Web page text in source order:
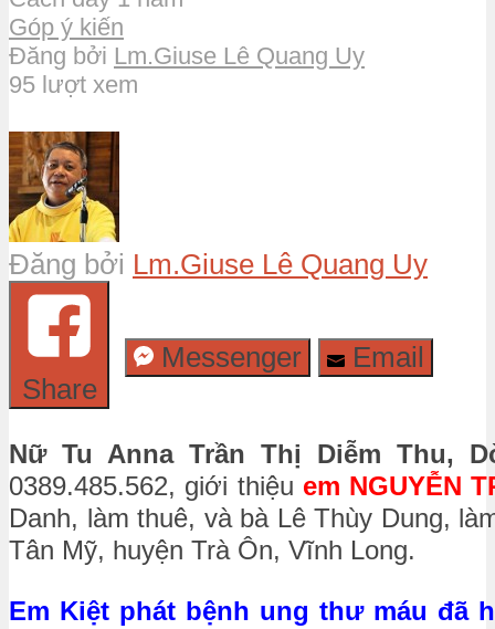
Góp ý kiến
Đăng bởi Lm.Giuse Lê Quang Uy
95 lượt xem
Đăng bởi Lm.Giuse Lê Quang Uy
Share
Messenger Email
Nữ Tu Anna Trần Thị Diễm Thu,
0389.485.562, giới thiệu em NGUYỄN
Danh, làm thuê, và bà Lê Thùy Dung,
Tân Mỹ, huyện Trà Ôn, Vĩnh Long.
Em Kiệt phát bệnh ung thư máu đã